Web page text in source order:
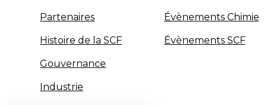
Partenaires
Histoire de la SCF
Gouvernance
Industrie
Évènements Chimie
Évènements SCF